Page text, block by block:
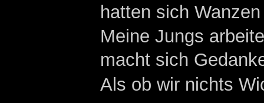
hatten sich
Meine Jungs
macht sich
Als ob wir nichts